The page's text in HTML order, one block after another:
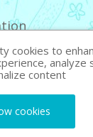
cookies to
analyze
content
cookies